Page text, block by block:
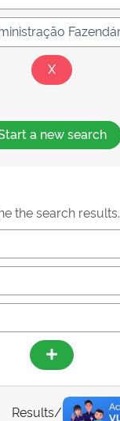
a new search
the search results.
Results/Page